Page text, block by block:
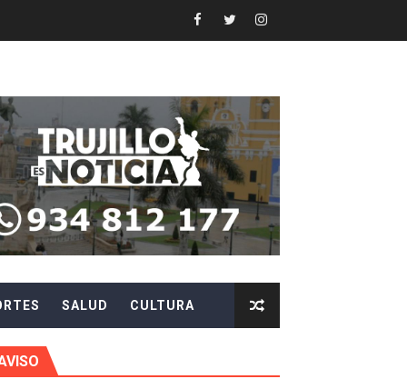
LA LIBERTAD"
de paga mientras no estés en casa
DE FLORENCIA DE MORA
MÍNIMAS DE SEGURIDAD
EN EL SORTEO POR FIESTAS PATRIAS DE
DEUDAS ELÉCTRICAS
SALUD CULTURA